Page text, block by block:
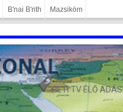
B'nai B'rith Mazsiköm
HETI TV ÉLŐ ADÁS